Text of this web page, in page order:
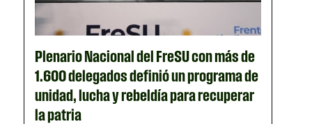
Plenario Nacional del FreSU con más de
1.600 delegados definió un programa de
unidad, lucha y rebeldía para recuperar
la patria